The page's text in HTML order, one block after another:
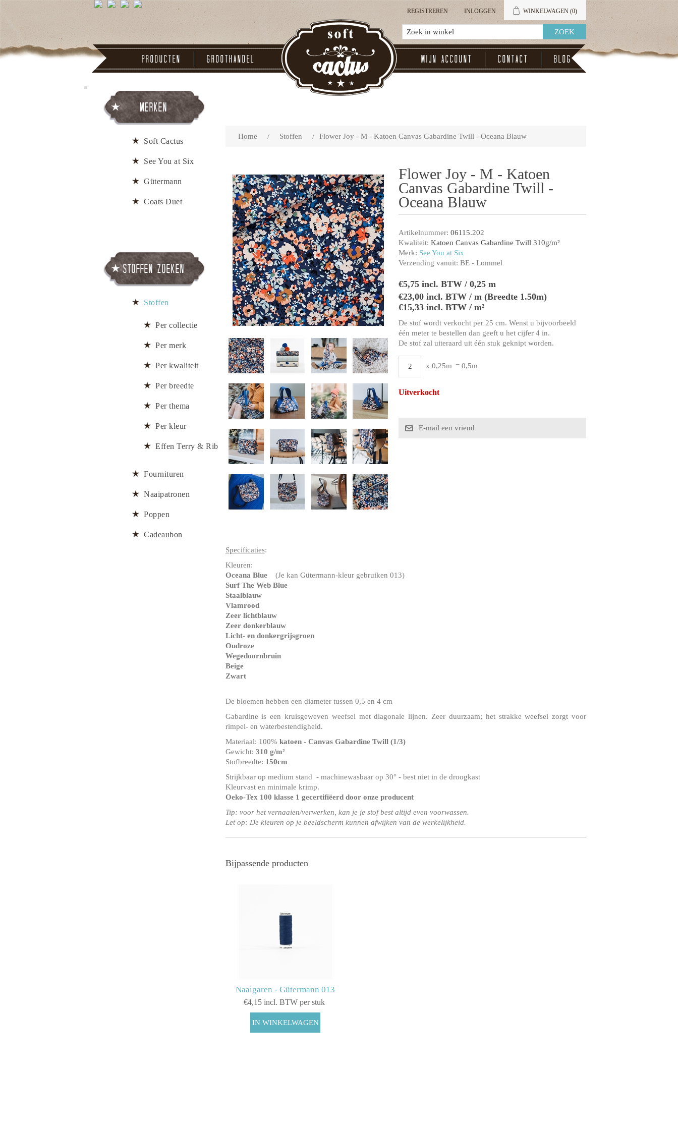
REGISTREREN INLOGGEN WINKELWAGEN (0)
Producten Groothandel Mijn account Contact Blog
Home / Stoffen / Flower Joy - M - Katoen Canvas Gabardine Twill - Oceana Blauw
Flower Joy - M - Katoen
Canvas Gabardine Twill -
Oceana Blauw
Artikelnummer: 06115.202
Kwaliteit: Katoen Canvas Gabardine Twill 310g/m²
Merk: See You at Six
Verzending vanuit: BE - Lommel
€5,75 incl. BTW / 0,25 m
€23,00 incl. BTW / m (Breedte 1.50m)
€15,33 incl. BTW / m²
De stof wordt verkocht per 25 cm. Wenst u bijvoorbeeld
één meter te bestellen dan geeft u het cijfer 4 in.
De stof zal uiteraard uit één stuk geknipt worden.
x 0,25m = 0,5m
Uitverkocht
Specificaties:
Kleuren:
Oceana Blue(Je kan Gütermann-kleur gebruiken 013)
Surf The Web Blue
Staalblauw
Vlamrood
Zeer lichtblauw
Zeer donkerblauw
Licht- en donkergrijsgroen
Oudroze
Wegedoornbruin
Beige
Zwart
De bloemen hebben een diameter tussen 0,5 en 4 cm
Gabardine is een kruisgeweven weefsel met diagonale lijnen. Zeer duurzaam; het strakke weefsel zorgt voor
rimpel- en waterbestendigheid.
Materiaal: 100% katoen - Canvas Gabardine Twill (1/3)
Gewicht: 310 g/m²
Stofbreedte: 150cm
Strijkbaar op medium stand - machinewasbaar op 30° - best niet in de droogkast
Kleurvast en minimale krimp.
Oeko-Tex 100 klasse 1 gecertifiëerd door onze producent
Tip: voor het vernaaien/verwerken, kan je je stof best altijd even voorwassen.
Let op: De kleuren op je beeldscherm kunnen afwijken van de werkelijkheid.
Bijpassende producten
Naaigaren - Gütermann 013
€4,15 incl. BTW per stuk
Merken
Soft Cactus
See You at Six
Gütermann
Coats Duet
Stoffen zoeken
Stoffen
Per collectie
Per merk
Per kwaliteit
Per breedte
Per thema
Per kleur
Effen Terry & Rib
Fournituren
Naaipatronen
Poppen
Cadeaubon